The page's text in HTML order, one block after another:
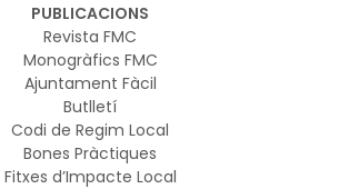
PUBLICACIONS
Revista FMC
Monogràfics FMC
Ajuntament Fàcil
Butlletí
Codi de Regim Local
Bones Pràctiques
Fitxes d’Impacte Local